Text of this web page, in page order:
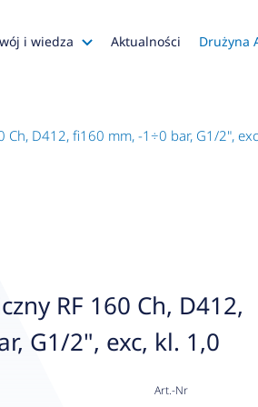
i wiedza
Konfiguratory
Aktualności Drużyna
Ch, D412, fi160 mm, -1÷0 bar, G1/2",
RF 160 Ch, D412,
G1/2", exc, kl. 1,0
Art.-Nr